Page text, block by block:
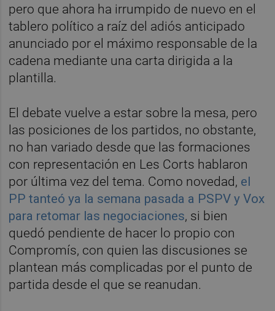
pero que ahora ha irrumpido de nuevo en el
tablero político a raíz del adiós anticipado
anunciado por el máximo responsable de la
cadena mediante una carta dirigida a la
plantilla.
El debate vuelve a estar sobre la mesa, pero
las posiciones de los partidos, no obstante,
no han variado desde que las formaciones
con representación en Les Corts hablaron
por última vez del tema. Como novedad, el
PP tanteó ya la semana pasada a PSPV y Vox
para retomar las negociaciones, si bien
quedó pendiente de hacer lo propio con
Compromís, con quien las discusiones se
plantean más complicadas por el punto de
partida desde el que se reanudan.